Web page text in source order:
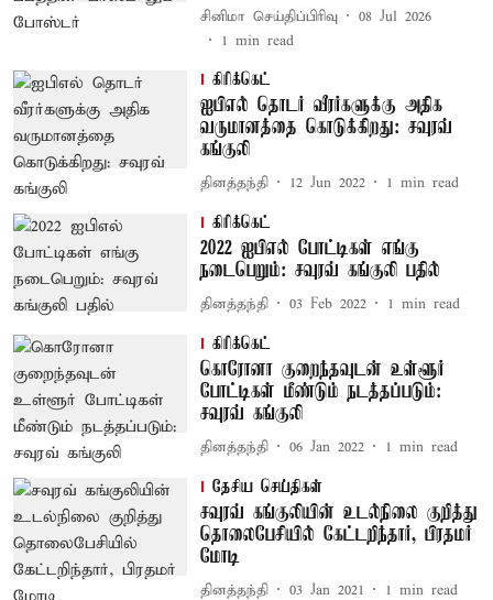
சினிமா செய்திப்பிரிவு
08 Jul 2026
1 min read
கிரிக்கெட்
ஐபிஎல் தொடர் வீரர்களுக்கு அதிக
வருமானத்தை கொடுக்கிறது: சவுரவ்
கங்குலி
தினத்தந்தி 12 Jun 2022 1 min read
கிரிக்கெட்
2022 ஐபிஎல் போட்டிகள் எங்கு
நடைபெறும்: சவுரவ் கங்குலி பதில்
தினத்தந்தி 03 Feb 2022 1 min read
கிரிக்கெட்
கொரோனா குறைந்தவுடன் உள்ளூர்
போட்டிகள் மீண்டும் நடத்தப்படும்:
சவுரவ் கங்குலி
தினத்தந்தி 06 Jan 2022 1 min read
தேசிய செய்திகள்
சவுரவ் கங்குலியின் உடல்நிலை குறித்து
தொலைபேசியில் கேட்டறிந்தார், பிரதமர்
மோடி
தினத்தந்தி 03 Jan 2021 1 min read